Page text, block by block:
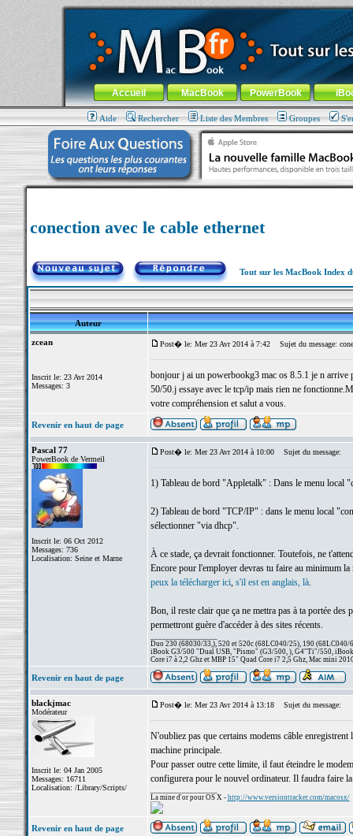
MacBook-fr.com : 100% Apple... 100% nomade !
Aller au contenu-Aller au menu général-Aller au menu de
Menu général
Accueil MacBook PowerBook
Aide Rechercher Liste des Membres Groupes
conection avec le cable ethernet
Tout sur les MacBook Index
Auteur
zcean
Inscrit le: 23 Avr 2014
Messages: 3
Post� le: Mer 23 Avr 2014 à 7:42 Sujet du message:
bonjour j ai un powerbookg3 mac os 8.5.1 je n arrive
50/50.j essaye avec le tcp/ip mais rien ne
votre compréhension et salut a vous.
Revenir en haut de page
Pascal 77
PowerBook de Vermeil
Inscrit le: 06 Oct 2012
Messages: 736
Localisation: Seine et Marne
Post� le: Mer 23 Avr 2014 à 10:00 Sujet du message:
1) Tableau de bord "Appletalk" : Dans le menu local
2) Tableau de bord "TCP/IP" : dans le menu local
sélectionner "via dhcp".
À ce stade, ça devrait fonctionner. Toutefois, ne
Encore pour l'employer devras tu faire au minimum
peux la télécharger ici, s'il est en anglais, là.
Bon, il reste clair que ça ne mettra pas à ta portée
permettront guère d'accéder à des sites récents.
Duo 230 (68030/33,), 520 et 520c (68LC040/25), 190 (68LC040/
iBook G3/500 "Dual USB, "Pismo" (G3/500, ), G4"Ti"/550,
Core i7 à 2,2 Ghz et MBP 15" Quad Core i7 2,5 Ghz, Mac mini
Revenir en haut de page
blackjmac
Modérateur
Inscrit le: 04 Jan 2005
Messages: 16711
Localisation: /Library/Scripts/
Post� le: Mer 23 Avr 2014 à 13:18 Sujet du message:
N'oubliez pas que certains modems câble
machine principale.
Pour passer outre cette limite, il faut éteindre le
configurera pour le nouvel ordinateur. Il faudra faire
La mine d'or pour OS X - http://www.versiontracker.com/macosx/
Revenir en haut de page